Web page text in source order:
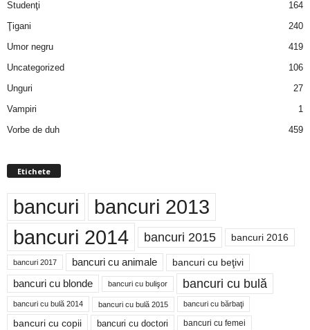
Studenţi
164
Ţigani
240
Umor negru
419
Uncategorized
106
Unguri
27
Vampiri
1
Vorbe de duh
459
Etichete
bancuri bancuri 2013
bancuri 2014 bancuri 2015 bancuri 2016
bancuri 2017 bancuri cu animale bancuri cu beţivi
bancuri cu blonde bancuri cu bulişor bancuri cu bulă
bancuri cu bulă 2014 bancuri cu bulă 2015 bancuri cu bărbaţi
bancuri cu copii bancuri cu doctori bancuri cu femei